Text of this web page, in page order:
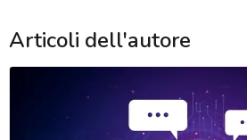
Articoli dell'autore